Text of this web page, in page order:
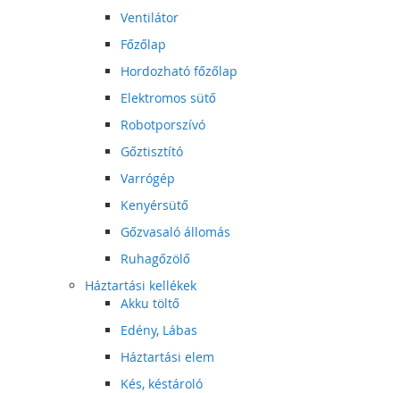
Ventilátor
Főzőlap
Hordozható főzőlap
Elektromos sütő
Robotporszívó
Gőztisztító
Varrógép
Kenyérsütő
Gőzvasaló állomás
Ruhagőzölő
Háztartási kellékek
Akku töltő
Edény, Lábas
Háztartási elem
Kés, késtároló